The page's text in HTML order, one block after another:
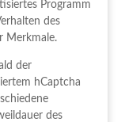
Programm
des
Merkmale.
der
hCaptcha
des